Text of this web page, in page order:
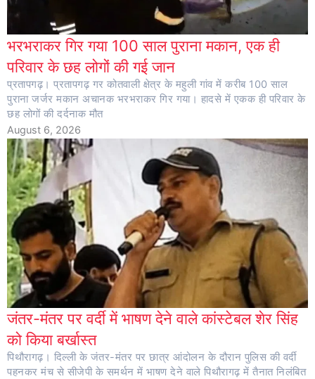
भरभराकर गिर गया 100 साल पुराना मकान, एक ही
परिवार के छह लोगों की गई जान
प्रतापगढ़। प्रतापगढ़ गर कोतवाली क्षेत्र के महुली गांव में करीब 100 साल
पुराना जर्जर मकान अचानक भरभराकर गिर गया। हादसे में एकक ही परिवार के
छह लोगों की दर्दनाक मौत
August 6, 2026
जंतर-मंतर पर वर्दी में भाषण देने वाले कांस्टेबल शेर सिंह
को किया बर्खास्त
पिथौरागढ़। दिल्ली के जंतर-मंतर पर छात्र आंदोलन के दौरान पुलिस की वर्दी
पहनकर मंच से सीजेपी के समर्थन में भाषण देने वाले पिथौरागढ़ में तैनात निलंबित